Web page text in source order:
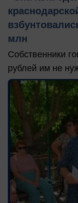
млн
Собственники
рублей им не